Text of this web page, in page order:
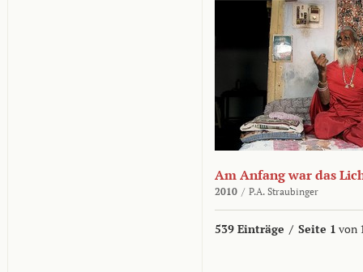
Am Anfang war das
2010 / P.A. Straubinger
539 Einträge / Seite 1 von